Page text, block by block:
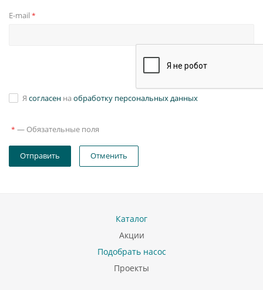
E-mail *
Я согласен на обработку персональных данных
* — Обязательные поля
Отправить Отменить
Каталог
Акции
Подобрать насос
Проекты